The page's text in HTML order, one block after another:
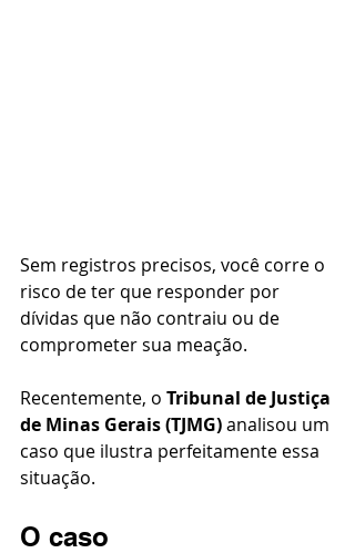
Sem registros precisos, você corre o
risco de ter que responder por
dívidas que não contraiu ou de
comprometer sua meação.
Recentemente, o Tribunal de Justiça
de Minas Gerais (TJMG) analisou um
caso que ilustra perfeitamente essa
situação.
O caso